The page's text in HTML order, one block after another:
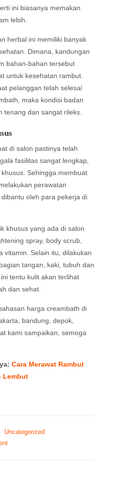
ini biasanya memakan
lebih.
herbal ini memiliki banyak
Dimana, kandungan
bahan-bahan tersebut
untuk kesehatan rambut.
pelanggan telah selesai
maka kondisi badan
tenang dan sangat rileks.
di salon pastinya telah
fasilitas sangat lengkap,
Sehingga membuat
perawatan
oleh para pekerja di
khusus yang ada di salon
spray, body scrub,
vitamin. Selain itu, dilakukan
tangan, kaki, tubuh dan
tentu kulit akan terlihat
dan sehat.
harga creambath di
bandung, depok,
kami sampaikan, semoga
Cara Merawat Rambut
Lembut
Uncategorized